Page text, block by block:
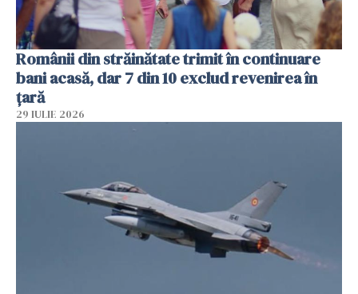
Românii din străinătate trimit în continuare
bani acasă, dar 7 din 10 exclud revenirea în
țară
29 IULIE 2026